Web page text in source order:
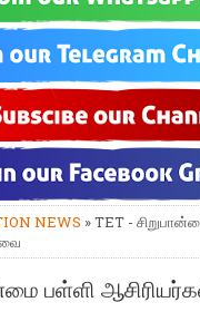
NEWS » TET -
பள்ளி